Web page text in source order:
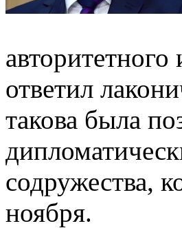
ответил
такова была
содружества,
ноября.